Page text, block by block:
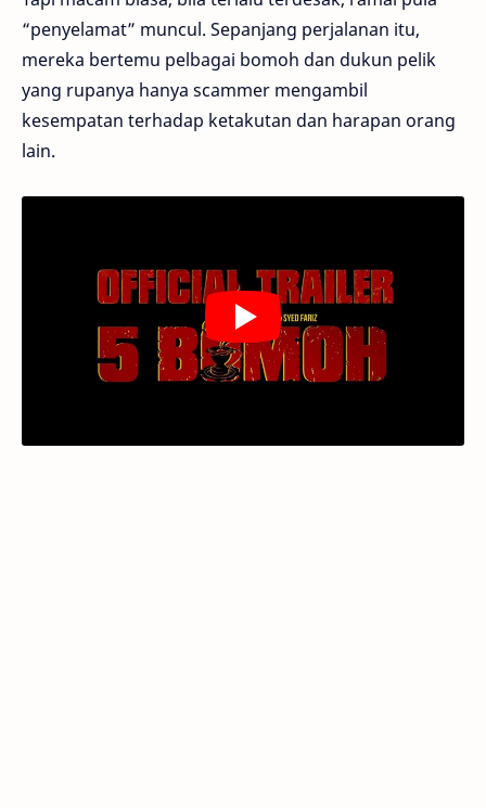
“penyelamat” muncul. Sepanjang perjalanan itu,
mereka bertemu pelbagai bomoh dan dukun pelik
yang rupanya hanya scammer mengambil
kesempatan terhadap ketakutan dan harapan orang
lain.